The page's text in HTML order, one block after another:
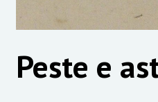
Peste e